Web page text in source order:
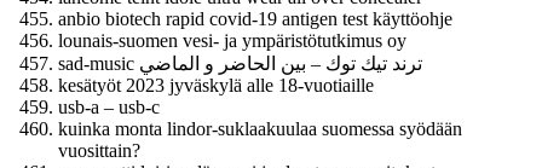
anbio biotech rapid covid-19 antigen test käyttöohje
lounais-suomen vesi- ja ympäristötutkimus oy
sad-music ترند تيك توك – بين الحاضر و الماضي
kesätyöt 2023 jyväskylä alle 18-vuotiaille
usb-a – usb-c
kuinka monta lindor-suklaakuulaa suomessa syödään
vuosittain?